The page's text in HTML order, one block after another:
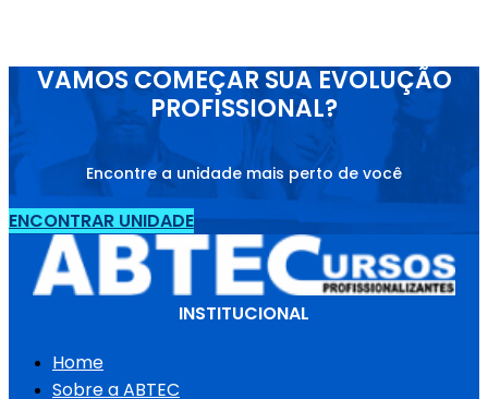
VAMOS COMEÇAR SUA EVOLUÇÃO
PROFISSIONAL?
Encontre a unidade mais perto de você
ENCONTRAR UNIDADE
INSTITUCIONAL
Home
Sobre a ABTEC